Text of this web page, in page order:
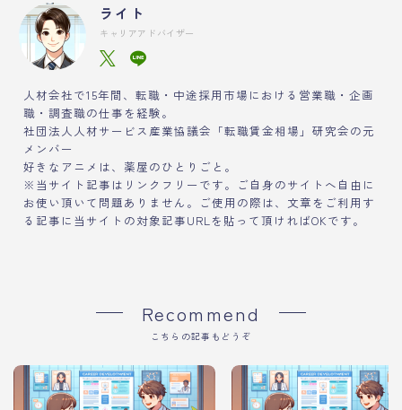
ライト
キャリアアドバイザー
人材会社で15年間、転職・中途採用市場における営業職・企画
職・調査職の仕事を経験。
社団法人人材サービス産業協議会「転職賃金相場」研究会の元
メンバー
好きなアニメは、薬屋のひとりごと。
※当サイト記事はリンクフリーです。ご自身のサイトへ自由に
お使い頂いて問題ありません。ご使用の際は、文章をご利用す
る記事に当サイトの対象記事URLを貼って頂ければOKです。
Recommend
こちらの記事もどうぞ